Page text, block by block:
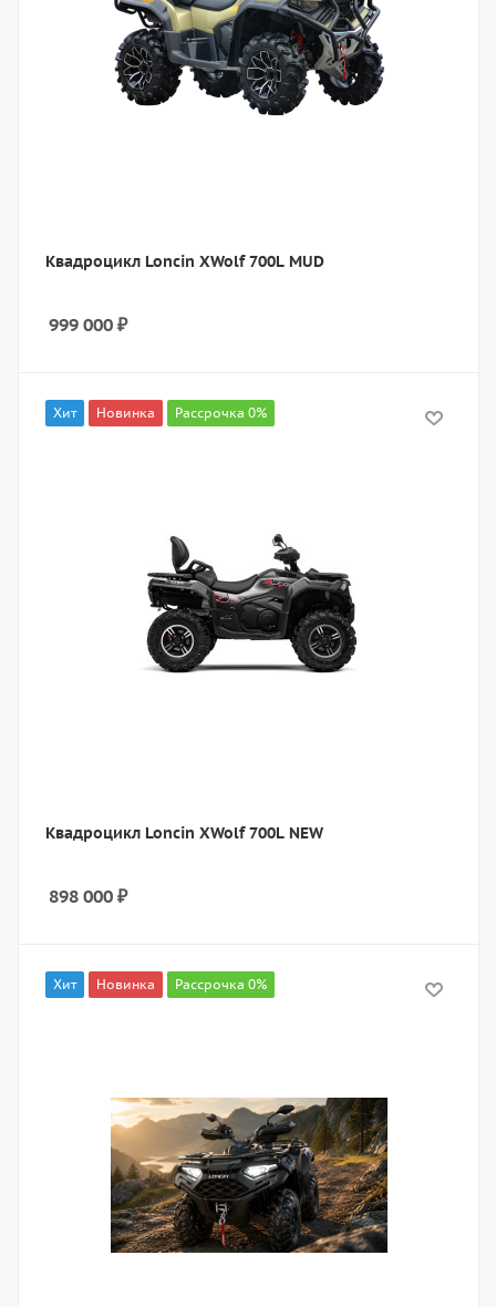
Квадроцикл Loncin XWolf 700L MUD
999 000 ₽
Хит Новинка Рассрочка 0%
Квадроцикл Loncin XWolf 700L NEW
898 000 ₽
Хит Новинка Рассрочка 0%